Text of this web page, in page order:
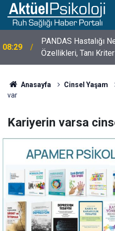
10:30
10 Mayıs Psikologlar
Mayıs Tarihinin
Anasayfa Cinsel Yaşam
var
Kariyerin varsa